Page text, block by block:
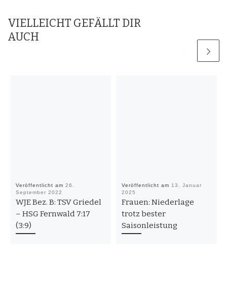
VIELLEICHT GEFÄLLT DIR
AUCH
Veröffentlicht am26.
September 2022
WJE Bez. B: TSV Griedel
– HSG Fernwald 7:17
(3:9)
Veröffentlicht am 13. Januar
2025
Frauen: Niederlage
trotz bester
Saisonleistung